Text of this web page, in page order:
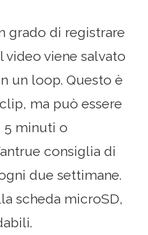
grado di registrare
viene salvato
un loop. Questo è
ma può essere
5 minuti o
consiglia di
due settimane.
scheda microSD,